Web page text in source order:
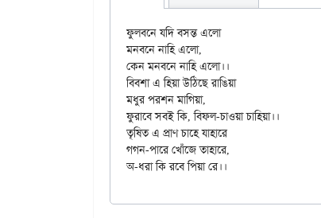
ফুলবনে যদি বসন্ত এলো
মনবনে নাহি এলো,
কেন মনবনে নাহি এলো।।
বিবশা এ হিয়া উঠিছে রাঙিয়া
মধুর পরশন মাগিয়া,
ফুরাবে সবই কি, বিফল-চাওয়া চাহিয়া।।
তৃষিত এ প্রাণ চাহে যাহারে
গগন-পারে খোঁজে তাহারে,